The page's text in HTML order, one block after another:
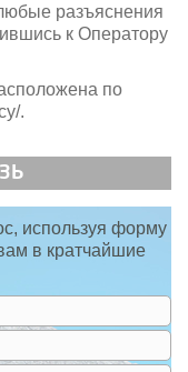
разъяснения
к Оператору
по
.
используя форму
в кратчайшие